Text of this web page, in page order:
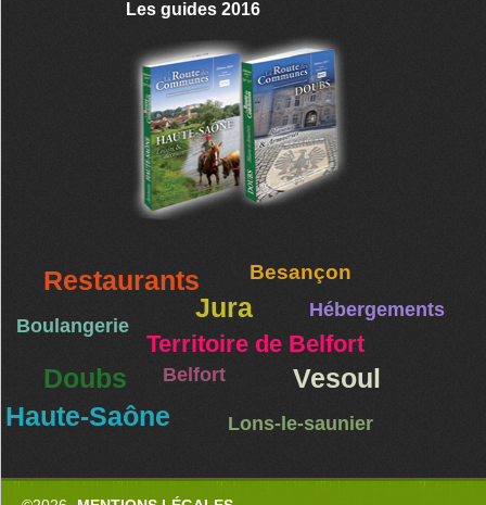
Les guides 2016
Restaurants Besançon
Jura Hébergements
Boulangerie
Territoire de Belfort
Doubs Belfort
Vesoul
Haute-Saône
Lons-le-saunier